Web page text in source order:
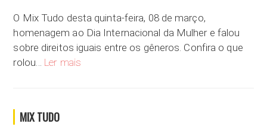
O Mix Tudo desta quinta-feira, 08 de março,
homenagem ao Dia Internacional da Mulher e falou
sobre direitos iguais entre os gêneros. Confira o que
rolou… Ler mais
MIX TUDO